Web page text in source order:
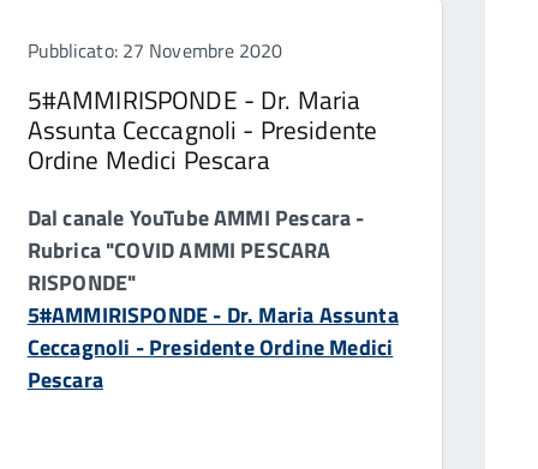
Pubblicato: 27 Novembre 2020
5#AMMIRISPONDE - Dr. Maria
Assunta Ceccagnoli - Presidente
Ordine Medici Pescara
Dal canale YouTube AMMI Pescara -
Rubrica "COVID AMMI PESCARA
RISPONDE"
5#AMMIRISPONDE - Dr. Maria Assunta
Ceccagnoli - Presidente Ordine Medici
Pescara